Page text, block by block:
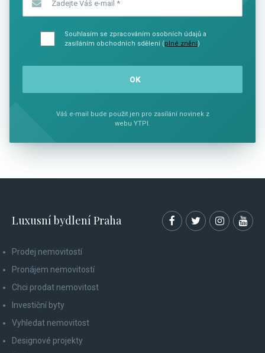
Souhlasím se zpracováním osobních údajů a
zasíláním obchodních sdělení (plné znění)
Váš e-mail bude použit jen pro zasílání novinek z
webu YTPI.
Luxusní bydlení Praha
Prodej nemovitostí
Pronájem nemovitostí
Chci prodat nemovitost
Investiční byty
Vyhledat nemovitost
Designové projekty